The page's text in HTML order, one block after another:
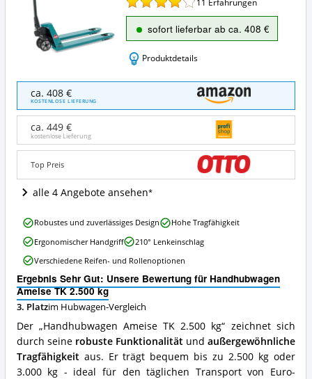
11 Erfahrungen
sofort lieferbar ab ca. 408 €
Produktdetails
Handhubwagen
Ameise
TK
2.500
Angebote:
dieser
Hubwagen
ca. 408 €
KOSTENLOSE LIEFERUNG
ca. 449 €
kostenlose Lieferung
Top Preis
alle 4 Angebote ansehen
Ergebnis Sehr Gut: Unsere Bewertung für Handhubwagen
Ameise TK 2.500 kg
3. Platzim Hubwagen-Vergleich
Der „Handhubwagen Ameise TK 2.500 kg“ zeichnet sich
durch seine robuste Funktionalitätund außergewöhnliche
Tragfähigkeitaus. Er trägt bequem bis zu 2.500 kg oder
3.000 kg - ideal für den täglichen Transport von Euro-
Handhubwagen
Ameise
TK
2.500
Vorteile:
Was
spricht
für
diesen
Hubwagen?
Robustes und zuverlässiges Design
Hohe Tragfähigkeit
Ergonomischer Handgriff
210° Lenkeinschlag
Verschiedene Reifen- und Rollenoptionen